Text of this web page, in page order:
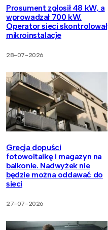
Prosument zgłosił 48 kW, a
wprowadzał 700 kW.
Operator sieci skontrolował
mikroinstalacje
28-07-2026
Grecja dopuści
fotowoltaikę i magazyn na
balkonie. Nadwyżek nie
będzie można oddawać do
sieci
27-07-2026